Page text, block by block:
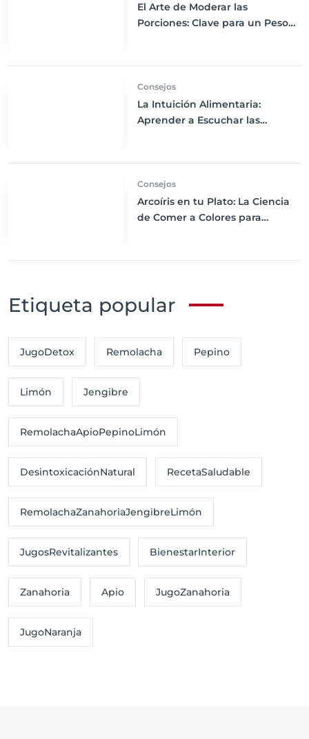
El Arte de Moderar las
Porciones: Clave para un Peso
Consejos
La Intuición Alimentaria:
Aprender a Escuchar las
Consejos
Arcoíris en tu Plato: La Ciencia
de Comer a Colores para
Etiqueta popular
JugoDetox Remolacha Pepino
Limón Jengibre
RemolachaApioPepinoLimón
DesintoxicaciónNatural RecetaSaludable
RemolachaZanahoriaJengibreLimón
JugosRevitalizantes BienestarInterior
Zanahoria Apio JugoZanahoria
JugoNaranja